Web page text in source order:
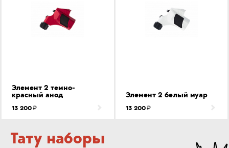
Элемент 2 темно-
красный анод
13 200
Элемент 2 белый муар
13 200
Тату наборы